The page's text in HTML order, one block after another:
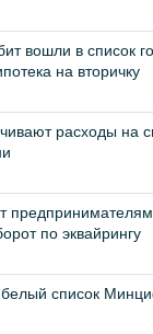
вошли в список
на вторичку
расходы на
по эквайрингу
список